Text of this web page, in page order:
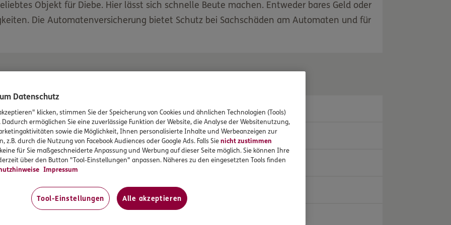
Objekt für Diebe. Hier lässt sich schnelle Beute machen. Entweder bares Geld oder
Die Automatenversicherung bietet Schutz bei Sachschäden am Automaten und für
interessant?
Aufsteller von Automaten, z. B.:
einen Blick
Inhalt und Bargeld versichert.
insbesondere Waren und Spielautomaten inklusive Zubehör und Inhalt.
Deutschlands.
Datenschutz
klicken, stimmen Sie der Speicherung von Cookies und ähnlichen Technologien (Tools)
ermöglichen Sie eine zuverlässige Funktion der Website, die Analyse der Websitenutzung,
sowie die Möglichkeit, Ihnen personalisierte Inhalte und Werbeanzeigen zur
z.B. durch die Nutzung von Facebook Audiences oder Google Ads. Falls Sienicht zustimmen
für Sie maßgeschneiderte Anpassung und Werbung auf dieser Seite möglich. Sie können Ihre
über den Button "Tool-Einstellungen" anpassen. Näheres zu den eingesetzten Tools finden
Impressum
Tool-Einstellungen Alle akzeptieren